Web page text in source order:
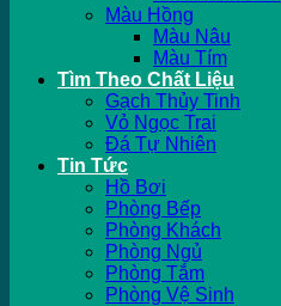
Màu Hồng
Màu Nâu
Màu Tím
Tìm Theo Chất Liệu
Gạch Thủy Tinh
Vỏ Ngọc Trai
Đá Tự Nhiên
Tin Tức
Hồ Bơi
Phòng Bếp
Phòng Khách
Phòng Ngủ
Phòng Tắm
Phòng Vệ Sinh